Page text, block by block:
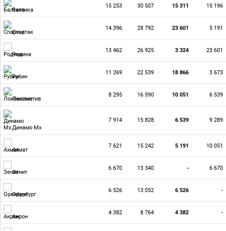
Балтика
15 253 30 507 15 311 15 196
Спартак
14 396 28 792 23 601 5 191
Родина
13 462 26 925 3 324 23 601
Рубин
11 269 22 539 18 866 3 673
Локомотив
8 295 16 590 10 051 6 539
Динамо Мх
7 914 15 828 6 539 9 289
Ахмат
7 621 15 242 5 191 10 051
Зенит
6 670 13 340 - 6 670
Оренбург
6 526 13 052 6 526 -
Акрон
4 382 8 764 4 382 -